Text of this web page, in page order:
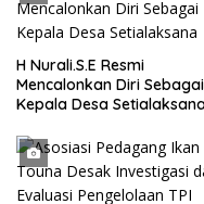
H Nurali.S.E Resmi
Mencalonkan Diri Sebagai
Kepala Desa